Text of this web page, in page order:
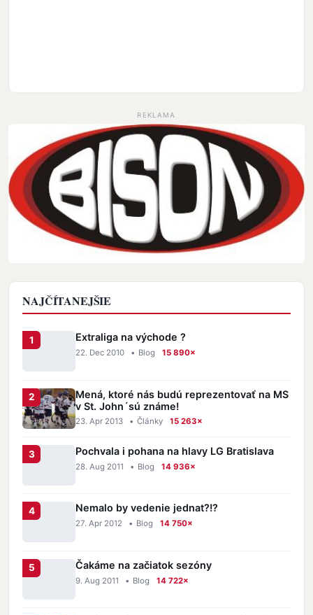
REKLAMA
NAJČÍTANEJŠIE
Extraliga na východe ?
22. Dec 2010 • Blog 15 890×
Mená, ktoré nás budú reprezentovať na MS
v St. John´sú známe!
23. Apr 2013 • Články 15 263×
Pochvala i pohana na hlavy LG Bratislava
28. Aug 2011 • Blog 14 936×
Nemalo by vedenie jednat?!?
27. Apr 2012 • Blog 14 750×
Čakáme na začiatok sezóny
9. Aug 2011 • Blog 14 722×